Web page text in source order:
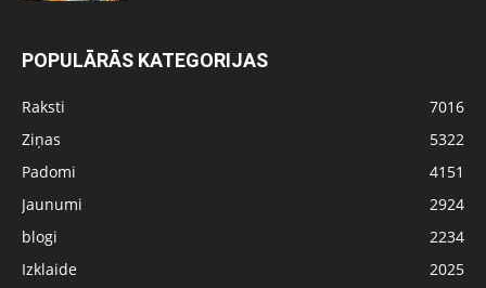
POPULĀRĀS KATEGORIJAS
Raksti
7016
Ziņas
5322
Padomi
4151
Jaunumi
2924
blogi
2234
Izklaide
2025